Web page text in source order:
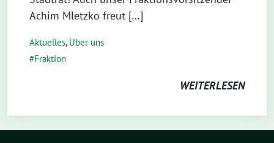
Achim Mletzko freut […]
Aktuelles, Über uns
Fraktion
WEITERLESEN